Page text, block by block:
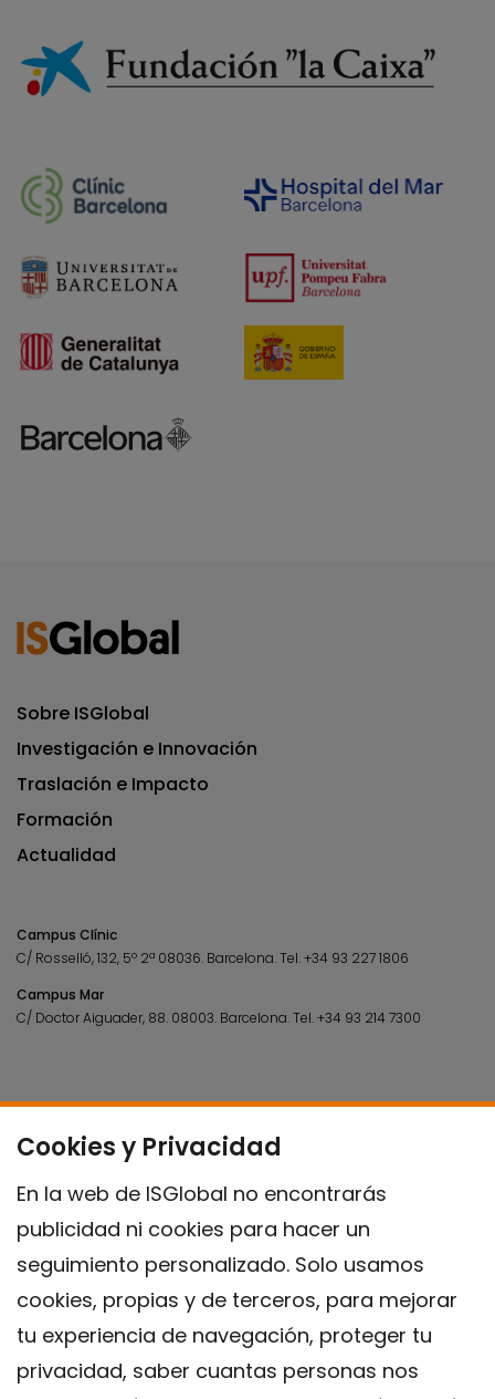
Cookies y Privacidad
En la web de ISGlobal no encontrarás
publicidad ni cookies para hacer un
seguimiento personalizado. Solo usamos
cookies, propias y de terceros, para mejorar
tu experiencia de navegación, proteger tu
privacidad, saber cuantas personas nos
Sobre ISGlobal
Investigación e Innovación
Traslación e Impacto
Formación
Actualidad
Campus Clínic
C/ Rosselló, 132, 5º 2ª 08036. Barcelona.Tel.+34 93 227 1806
Campus Mar
C/ Doctor Aiguader, 88. 08003. Barcelona.Tel.+34 93 214 7300